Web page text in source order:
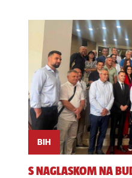
BIH
S NAGLASKOM NA